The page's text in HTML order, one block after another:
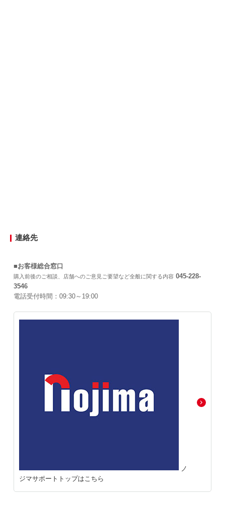
連絡先
■お客様総合窓口
購入前後のご相談、店舗へのご意見ご要望など全般に関する内容 045-228-
3546
電話受付時間：09:30～19:00
ノ
ジマサポートトップはこちら